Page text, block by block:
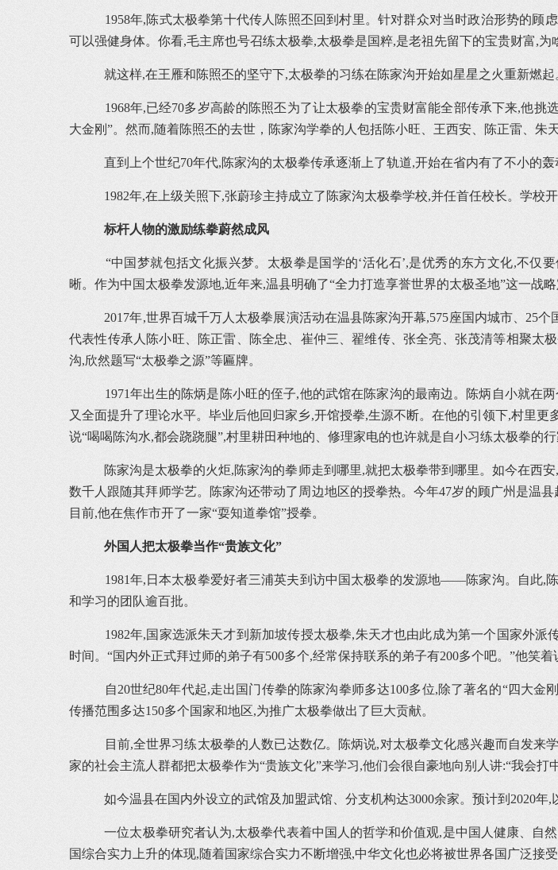
1958年,陈式太极拳第十代传人陈照丕回到村里。针对群众对当时政治形势的顾
可以强健身体。你看,毛主席也号召练太极拳,太极拳是国粹,是老祖先留下的宝贵财富,为
就这样,在王雁和陈照丕的坚守下,太极拳的习练在陈家沟开始如星星之火重新燃起
1968年,已经70多岁高龄的陈照丕为了让太极拳的宝贵财富能全部传承下来,他挑
大金刚”。然而,随着陈照丕的去世，陈家沟学拳的人包括陈小旺、王西安、陈正雷、朱
直到上个世纪70年代,陈家沟的太极拳传承逐渐上了轨道,开始在省内有了不小的轰
1982年,在上级关照下,张蔚珍主持成立了陈家沟太极拳学校,并任首任校长。学校
标杆人物的激励练拳蔚然成风
“中国梦就包括文化振兴梦。太极拳是国学的‘活化石’,是优秀的东方文化,不仅
晰。作为中国太极拳发源地,近年来,温县明确了“全力打造享誉世界的太极圣地”这一战
2017年,世界百城千万人太极拳展演活动在温县陈家沟开幕,575座国内城市、25
代表性传承人陈小旺、陈正雷、陈全忠、崔仲三、翟维传、张全亮、张茂清等相聚太
沟,欣然题写“太极拳之源”等匾牌。
1971年出生的陈炳是陈小旺的侄子,他的武馆在陈家沟的最南边。陈炳自小就在
又全面提升了理论水平。毕业后他回归家乡,开馆授拳,生源不断。在他的引领下,村里
说“喝喝陈沟水,都会跷跷腿”,村里耕田种地的、修理家电的也许就是自小习练太极拳的行
陈家沟是太极拳的火炬,陈家沟的拳师走到哪里,就把太极拳带到哪里。如今在西
数千人跟随其拜师学艺。陈家沟还带动了周边地区的授拳热。今年47岁的顾广州是温
目前,他在焦作市开了一家“耍知道拳馆”授拳。
外国人把太极拳当作“贵族文化”
1981年,日本太极拳爱好者三浦英夫到访中国太极拳的发源地——陈家沟。自此,
和学习的团队逾百批。
1982年,国家选派朱天才到新加坡传授太极拳,朱天才也由此成为第一个国家外派
时间。“国内外正式拜过师的弟子有500多个,经常保持联系的弟子有200多个吧。”他笑着
自20世纪80年代起,走出国门传拳的陈家沟拳师多达100多位,除了著名的“四大
传播范围多达150多个国家和地区,为推广太极拳做出了巨大贡献。
目前,全世界习练太极拳的人数已达数亿。陈炳说,对太极拳文化感兴趣而自发来
家的社会主流人群都把太极拳作为“贵族文化”来学习,他们会很自豪地向别人讲:“我会打
如今温县在国内外设立的武馆及加盟武馆、分支机构达3000余家。预计到2020年,
一位太极拳研究者认为,太极拳代表着中国人的哲学和价值观,是中国人健康、自
国综合实力上升的体现,随着国家综合实力不断增强,中华文化也必将被世界各国广泛接